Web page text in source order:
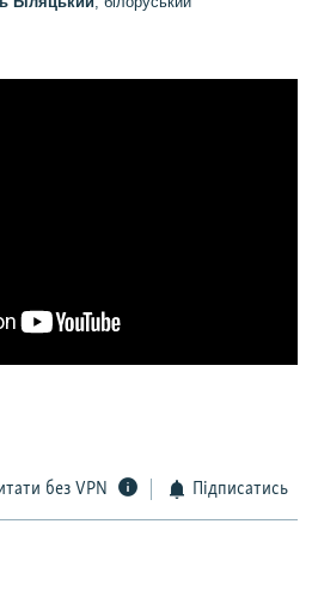
без VPN Підписатись